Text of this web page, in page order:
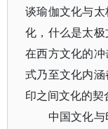
谈瑜伽文化与
化，什么是太极
在西方文化的
式乃至文化内
印之间文化的契
中国文化与